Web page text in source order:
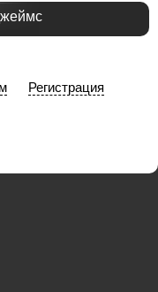
Регистрация